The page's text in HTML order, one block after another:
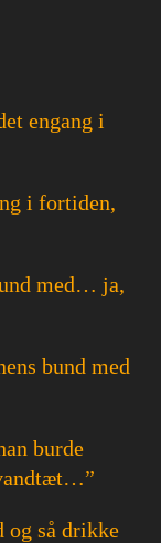
engang i
i fortiden,
med… ja,
bund med
burde
og så drikke